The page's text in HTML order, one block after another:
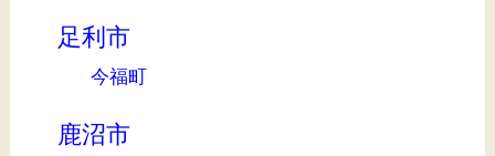
足利市
今福町
鹿沼市